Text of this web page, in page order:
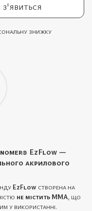
знижку
EzFlow —
акрилового
EzFlow створена на
не містить ММА, що
у використанні.